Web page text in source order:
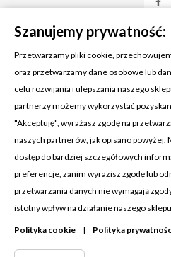
KONTAKT Z NAMI
Adres:
Cosmetic4car
Budzisz 73A
39-200 Dębica
Dominik:
Klaudia: +48 730634730
Szanujemy prywatność:
Przetwarzamy pliki cookie,
oraz przetwarzamy dane osobowe lub
celu rozwijania i ulepszania naszego
partnerzy możemy wykorzystać
"Akceptuję", wyrażasz zgodę na
naszych partnerów, jak opisano powyżej.
dostęp do bardziej szczegółowych
preferencje, zanim wyrazisz zgodę lub
przetwarzania danych nie wymagają
istotny wpływ na działanie naszego
Polityka cookie | Polityka